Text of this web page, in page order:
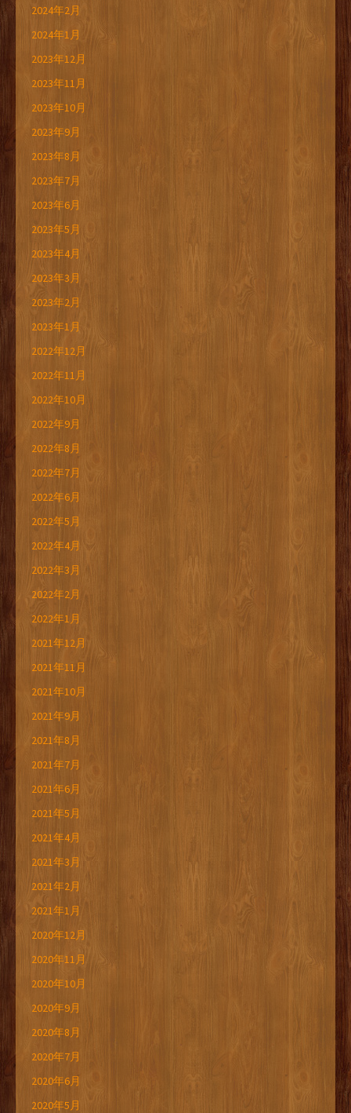
2024年2月
2024年1月
2023年12月
2023年11月
2023年10月
2023年9月
2023年8月
2023年7月
2023年6月
2023年5月
2023年4月
2023年3月
2023年2月
2023年1月
2022年12月
2022年11月
2022年10月
2022年9月
2022年8月
2022年7月
2022年6月
2022年5月
2022年4月
2022年3月
2022年2月
2022年1月
2021年12月
2021年11月
2021年10月
2021年9月
2021年8月
2021年7月
2021年6月
2021年5月
2021年4月
2021年3月
2021年2月
2021年1月
2020年12月
2020年11月
2020年10月
2020年9月
2020年8月
2020年7月
2020年6月
2020年5月